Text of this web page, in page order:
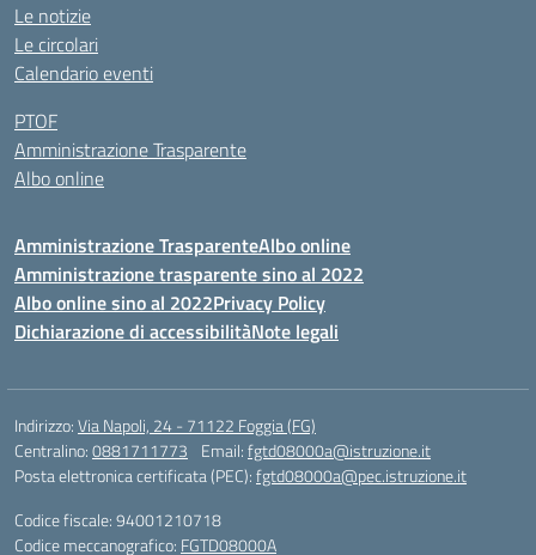
Le notizie
Le circolari
Calendario eventi
PTOF
Amministrazione Trasparente
Albo online
Amministrazione TrasparenteAlbo online
Amministrazione trasparente sino al 2022
Albo online sino al 2022Privacy Policy
Dichiarazione di accessibilitàNote legali
Indirizzo:Via Napoli, 24 - 71122 Foggia (FG)
Centralino:0881711773 Email:fgtd08000a@istruzione.it
Posta elettronica certificata (PEC):fgtd08000a@pec.istruzione.it
Codice fiscale: 94001210718
Codice meccanografico: FGTD08000A